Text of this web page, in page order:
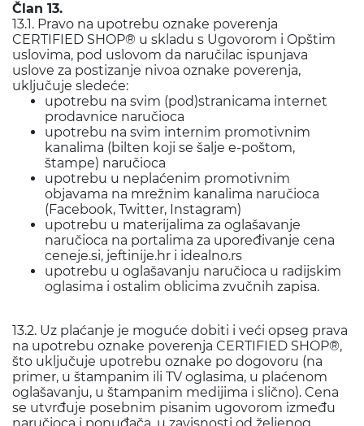
Član 13.
13.1. Pravo na upotrebu oznake poverenja
CERTIFIED SHOP® u skladu s Ugovorom i Opštim
uslovima, pod uslovom da naručilac ispunjava
uslove za postizanje nivoa oznake poverenja,
uključuje sledeće:
upotrebu na svim (pod)stranicama internet
prodavnice naručioca
upotrebu na svim internim promotivnim
kanalima (bilten koji se šalje e-poštom,
štampe) naručioca
upotrebu u neplaćenim promotivnim
objavama na mrežnim kanalima naručioca
(Facebook, Twitter, Instagram)
upotrebu u materijalima za oglašavanje
naručioca na portalima za upoređivanje cena
ceneje.si, jeftinije.hr i idealno.rs
upotrebu u oglašavanju naručioca u radijskim
oglasima i ostalim oblicima zvučnih zapisa.
13.2. Uz plaćanje je moguće dobiti i veći opseg prava
na upotrebu oznake poverenja CERTIFIED SHOP®,
što uključuje upotrebu oznake po dogovoru (na
primer, u štampanim ili TV oglasima, u plaćenom
oglašavanju, u štampanim medijima i slično). Cena
se utvrđuje posebnim pisanim ugovorom između